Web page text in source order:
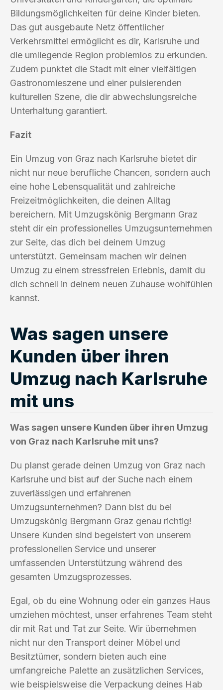
Bildungsmöglichkeiten für deine Kinder bieten.
Das gut ausgebaute Netz öffentlicher
Verkehrsmittel ermöglicht es dir, Karlsruhe und
die umliegende Region problemlos zu erkunden.
Zudem punktet die Stadt mit einer vielfältigen
Gastronomieszene und einer pulsierenden
kulturellen Szene, die dir abwechslungsreiche
Unterhaltung garantiert.
Fazit
Ein Umzug von Graz nach Karlsruhe bietet dir
nicht nur neue berufliche Chancen, sondern auch
eine hohe Lebensqualität und zahlreiche
Freizeitmöglichkeiten, die deinen Alltag
bereichern. Mit Umzugskönig Bergmann Graz
steht dir ein professionelles Umzugsunternehmen
zur Seite, das dich bei deinem Umzug
unterstützt. Gemeinsam machen wir deinen
Umzug zu einem stressfreien Erlebnis, damit du
dich schnell in deinem neuen Zuhause wohlfühlen
kannst.
Was sagen unsere
Kunden über ihren
Umzug nach Karlsruhe
mit uns
Was sagen unsere Kunden über ihren Umzug
von Graz nach Karlsruhe mit uns?
Du planst gerade deinen Umzug von Graz nach
Karlsruhe und bist auf der Suche nach einem
zuverlässigen und erfahrenen
Umzugsunternehmen? Dann bist du bei
Umzugskönig Bergmann Graz genau richtig!
Unsere Kunden sind begeistert von unserem
professionellen Service und unserer
umfassenden Unterstützung während des
gesamten Umzugsprozesses.
Egal, ob du eine Wohnung oder ein ganzes Haus
umziehen möchtest, unser erfahrenes Team steht
dir mit Rat und Tat zur Seite. Wir übernehmen
nicht nur den Transport deiner Möbel und
Besitztümer, sondern bieten auch eine
umfangreiche Palette an zusätzlichen Services,
wie beispielsweise die Verpackung deines Hab